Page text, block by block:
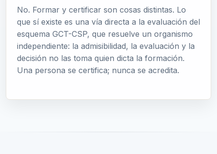
No. Formar y certificar son cosas distintas. Lo
que sí existe es una vía directa a la evaluación del
esquema GCT-CSP, que resuelve un organismo
independiente: la admisibilidad, la evaluación y la
decisión no las toma quien dicta la formación.
Una persona se certifica; nunca se acredita.